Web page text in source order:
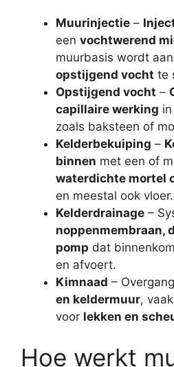
Muurinjectie –
een vochtwerend
muurbasis wordt
opstijgend vocht te
Opstijgend vocht –
capillaire werking
zoals baksteen of
Kelderbekuiping –
binnen met een of
waterdichte mortel
en meestal ook vloer.
Kelderdrainage –
noppenmembraan,
pomp dat
en afvoert.
Kimnaad –
en keldermuur,
voor lekken en
Hoe werkt